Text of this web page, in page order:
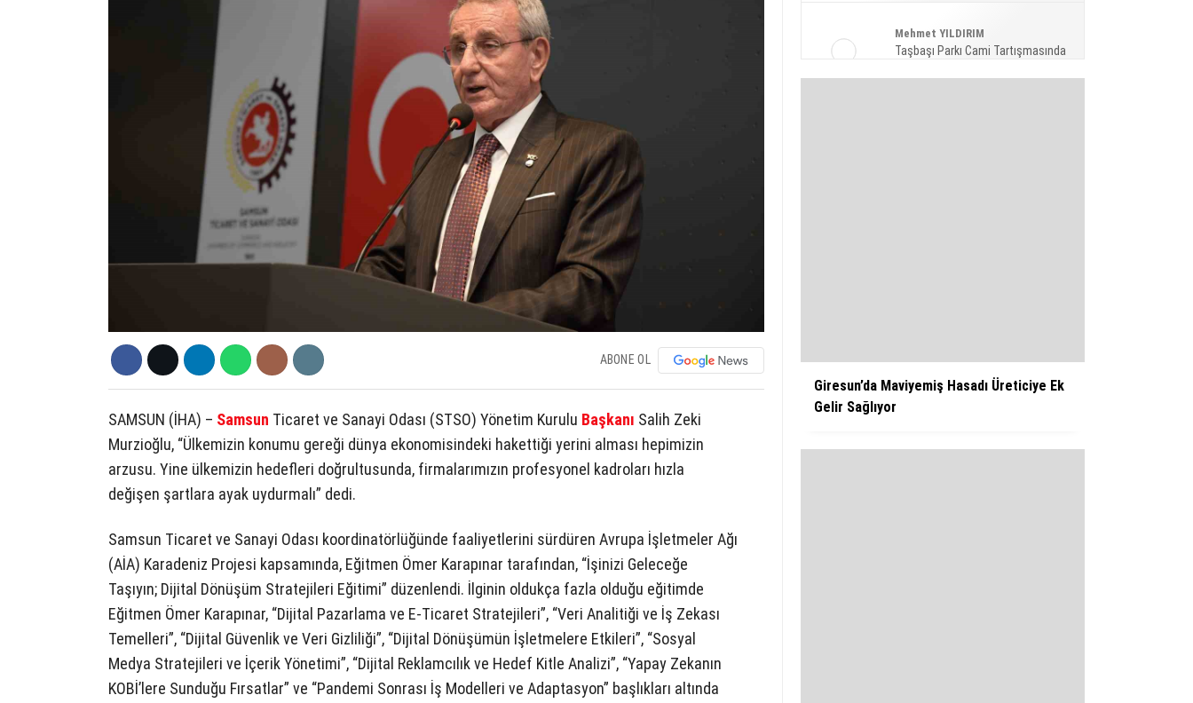
ABONE OL
SAMSUN (İHA) – Samsun Ticaret ve Sanayi Odası (STSO) Yönetim Kurulu Başkanı Salih Zeki
Murzioğlu, “Ülkemizin konumu gereği dünya ekonomisindeki hakettiği yerini alması hepimizin
arzusu. Yine ülkemizin hedefleri doğrultusunda, firmalarımızın profesyonel kadroları hızla
değişen şartlara ayak uydurmalı” dedi.
Samsun Ticaret ve Sanayi Odası koordinatörlüğünde faaliyetlerini sürdüren Avrupa İşletmeler Ağı
(AİA) Karadeniz Projesi kapsamında, Eğitmen Ömer Karapınar tarafından, “İşinizi Geleceğe
Taşıyın; Dijital Dönüşüm Stratejileri Eğitimi” düzenlendi. İlginin oldukça fazla olduğu eğitimde
Eğitmen Ömer Karapınar, “Dijital Pazarlama ve E-Ticaret Stratejileri”, “Veri Analitiği ve İş Zekası
Temelleri”, “Dijital Güvenlik ve Veri Gizliliği”, “Dijital Dönüşümün İşletmelere Etkileri”, “Sosyal
Medya Stratejileri ve İçerik Yönetimi”, “Dijital Reklamcılık ve Hedef Kitle Analizi”, “Yapay Zekanın
KOBİ’lere Sunduğu Fırsatlar” ve “Pandemi Sonrası İş Modelleri ve Adaptasyon” başlıkları altında
Mehmet YILDIRIM
Taşbaşı Parkı Cami Tartışmasında
Giresun’da Maviyemiş Hasadı Üreticiye Ek
Gelir Sağlıyor